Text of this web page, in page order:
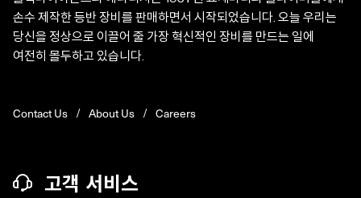
손수 제작한 등반 장비를 판매하면서 시작되었습니다. 오늘 우리는
당신을 정상으로 이끌어 줄 가장 혁신적인 장비를 만드는 일에
여전히 몰두하고 있습니다.
Contact Us About Us Careers
고객 서비스